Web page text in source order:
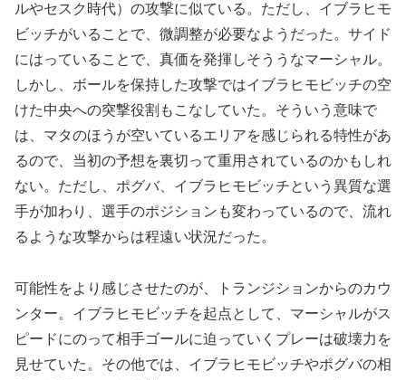
ルやセスク時代）の攻撃に似ている。ただし、イブラヒモ
ビッチがいることで、微調整が必要なようだった。サイド
にはっていることで、真価を発揮しそううなマーシャル。
しかし、ボールを保持した攻撃ではイブラヒモビッチの空
けた中央への突撃役割もこなしていた。そういう意味で
は、マタのほうが空いているエリアを感じられる特性があ
るので、当初の予想を裏切って重用されているのかもしれ
ない。ただし、ポグバ、イブラヒモビッチという異質な選
手が加わり、選手のポジションも変わっているので、流れ
るような攻撃からは程遠い状況だった。
可能性をより感じさせたのが、トランジションからのカウ
ンター。イブラヒモビッチを起点として、マーシャルがス
ピードにのって相手ゴールに迫っていくプレーは破壊力を
見せていた。その他では、イブラヒモビッチやポグバの相